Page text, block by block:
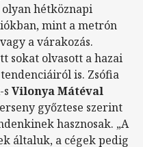
hétköznapi
mint a metrón
a várakozás.
sokat olvasott a hazai
is. Zsófia
s Vilonya Mátéval
győztese szerint
hasznosak. „A
általuk, a cégek pedig